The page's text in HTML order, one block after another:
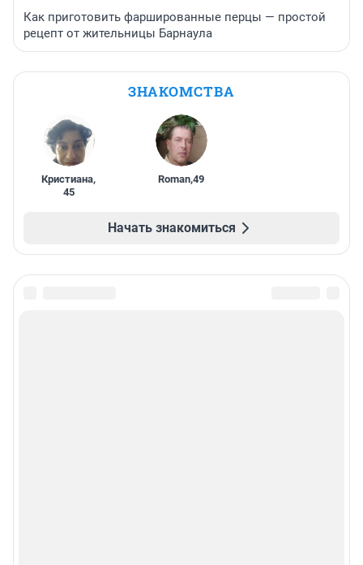
Как приготовить фаршированные перцы — простой
рецепт от жительницы Барнаула
ЗНАКОМСТВА
Кристиана,
45
Roman,49
Начать знакомиться